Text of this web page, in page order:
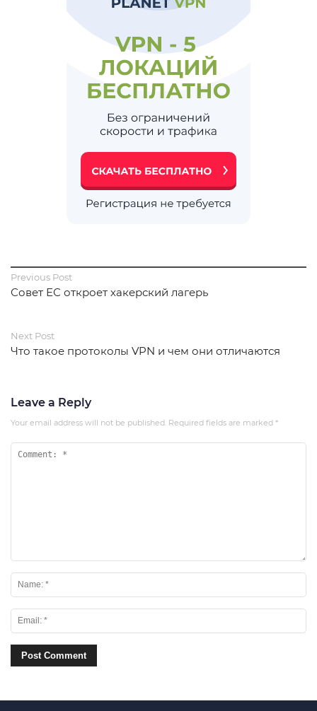
Previous Post
Совет ЕС откроет хакерский лагерь
Next Post
Что такое протоколы VPN и чем они отличаются
Leave a Reply
Your email address will not be published. Required fields are marked *